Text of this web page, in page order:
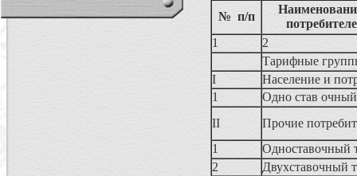
№ п/п
1
2
Тарифные
I
Население и
1
Одно став
II
Прочие
1
Одноставочный
2
Двухставочный